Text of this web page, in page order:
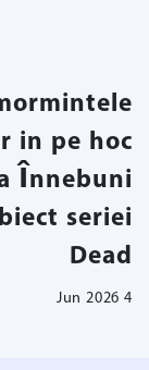
in pe hoc
înnebuni
seriei
Dead
4 Jun 2026